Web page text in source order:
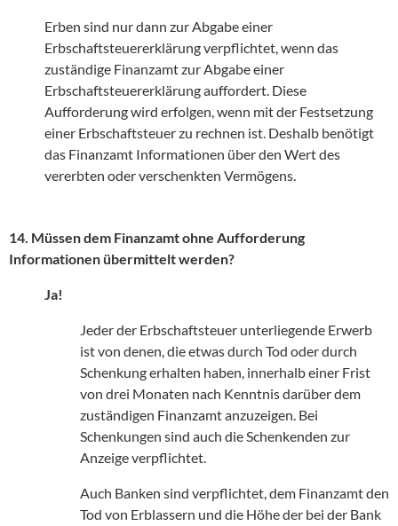
Erben sind nur dann zur Abgabe einer
Erbschaftsteuererklärung verpflichtet, wenn das
zuständige Finanzamt zur Abgabe einer
Erbschaftsteuererklärung auffordert. Diese
Aufforderung wird erfolgen, wenn mit der Festsetzung
einer Erbschaftsteuer zu rechnen ist. Deshalb benötigt
das Finanzamt Informationen über den Wert des
vererbten oder verschenkten Vermögens.
14. Müssen dem Finanzamt ohne Aufforderung
Informationen übermittelt werden?
Ja!
Jeder der Erbschaftsteuer unterliegende Erwerb
ist von denen, die etwas durch Tod oder durch
Schenkung erhalten haben, innerhalb einer Frist
von drei Monaten nach Kenntnis darüber dem
zuständigen Finanzamt anzuzeigen. Bei
Schenkungen sind auch die Schenkenden zur
Anzeige verpflichtet.
Auch Banken sind verpflichtet, dem Finanzamt den
Tod von Erblassern und die Höhe der bei der Bank